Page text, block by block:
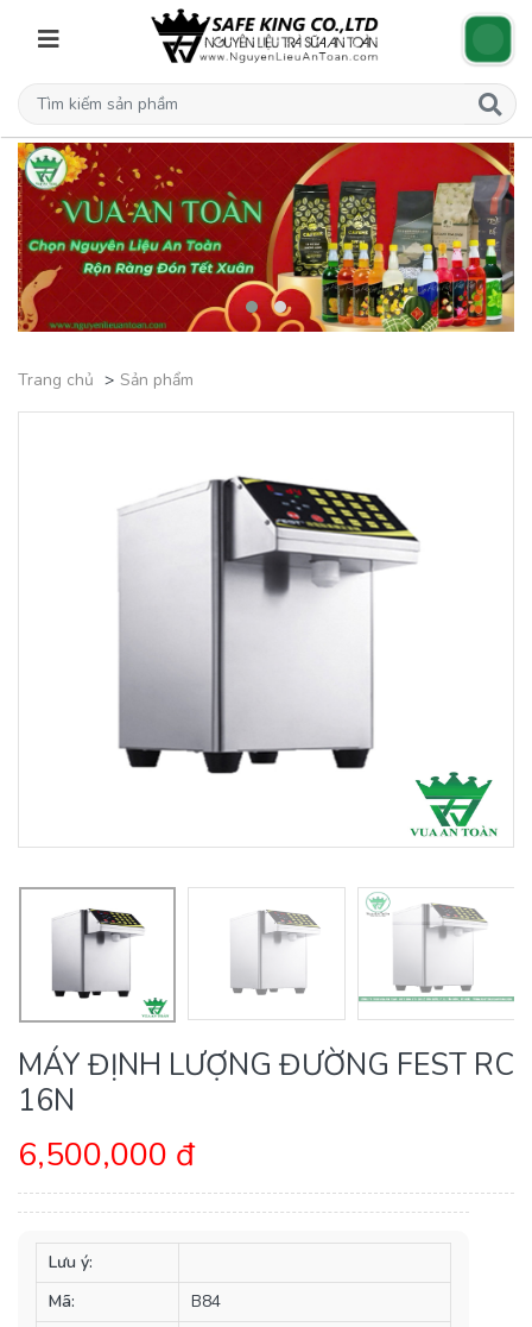
Trang chủ Sản phẩm
MÁY ĐỊNH LƯỢNG ĐƯỜNG FEST RC
16N
6,500,000 đ
Lưu ý:
Mã:
B84